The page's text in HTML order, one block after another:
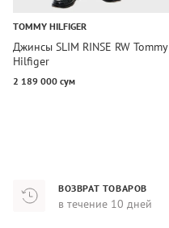
TOMMY HILFIGER
Джинсы SLIM RINSE RW Tommy
Hilfiger
2 189 000 сум
ВОЗВРАТ ТОВАРОВ
в течение 10 дней